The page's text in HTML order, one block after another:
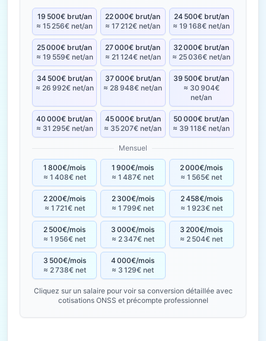
19 500€ brut/an
≈ 15 256€ net/an
22 000€ brut/an
≈ 17 212€ net/an
24 500€ brut/an
≈ 19 168€ net/an
25 000€ brut/an
≈ 19 559€ net/an
27 000€ brut/an
≈ 21 124€ net/an
32 000€ brut/an
≈ 25 036€ net/an
34 500€ brut/an
≈ 26 992€ net/an
37 000€ brut/an
≈ 28 948€ net/an
39 500€ brut/an
≈ 30 904€
net/an
40 000€ brut/an
≈ 31 295€ net/an
45 000€ brut/an
≈ 35 207€ net/an
50 000€ brut/an
≈ 39 118€ net/an
Mensuel
1 800€/mois
≈ 1 408€ net
1 900€/mois
≈ 1 487€ net
2 000€/mois
≈ 1 565€ net
2 200€/mois
≈ 1 721€ net
2 300€/mois
≈ 1 799€ net
2 458€/mois
≈ 1 923€ net
2 500€/mois
≈ 1 956€ net
3 000€/mois
≈ 2 347€ net
3 200€/mois
≈ 2 504€ net
3 500€/mois
≈ 2 738€ net
4 000€/mois
≈ 3 129€ net
Cliquez sur un salaire pour voir sa conversion détaillée avec
cotisations ONSS et précompte professionnel